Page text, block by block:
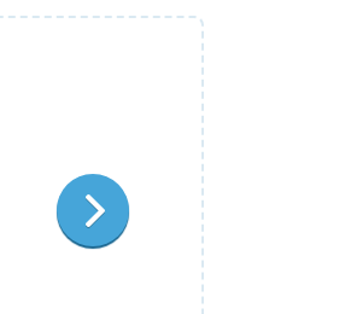
Ольга Александровна
У дочери есть желание поступить в it
олимпиадеого уровня 7 и 8 класс за
9. Искали посильнее преподавателя
Ольгой Александровне! Спасибо!